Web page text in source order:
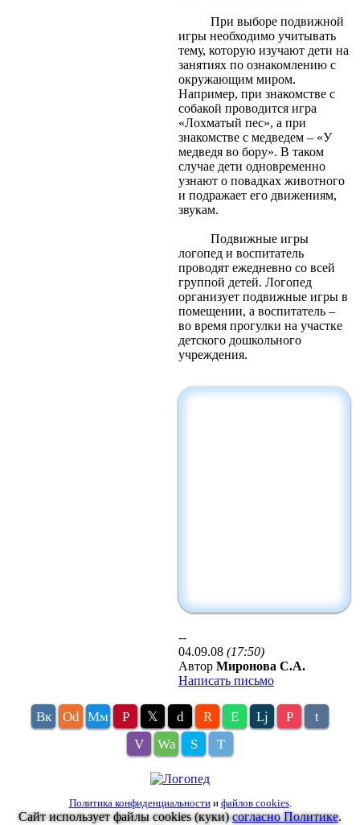
При выборе подвижной
игры необходимо учитывать
тему, которую изучают дети на
занятиях по ознакомлению с
окружающим миром.
Например, при знакомстве с
собакой проводится игра
«Лохматый пес», а при
знакомстве с медведем – «У
медведя во бору». В таком
случае дети одновременно
узнают о повадках животного
и подражает его движениям,
звукам.
Подвижные игры
логопед и воспитатель
проводят ежедневно со всей
группой детей. Логопед
организует подвижные игры в
помещении, а воспитатель –
во время прогулки на участке
детского дошкольного
учреждения.
--
04.09.08 (17:50)
Автор Миронова С.А.
Написать письмо
Вк Оd Мм P 𝕏 d R E Lj P
t
V
Wa S T
Политика конфиденциальностии файлов cookies.
Сайт использует файлы cookies (куки)согласно Политике.